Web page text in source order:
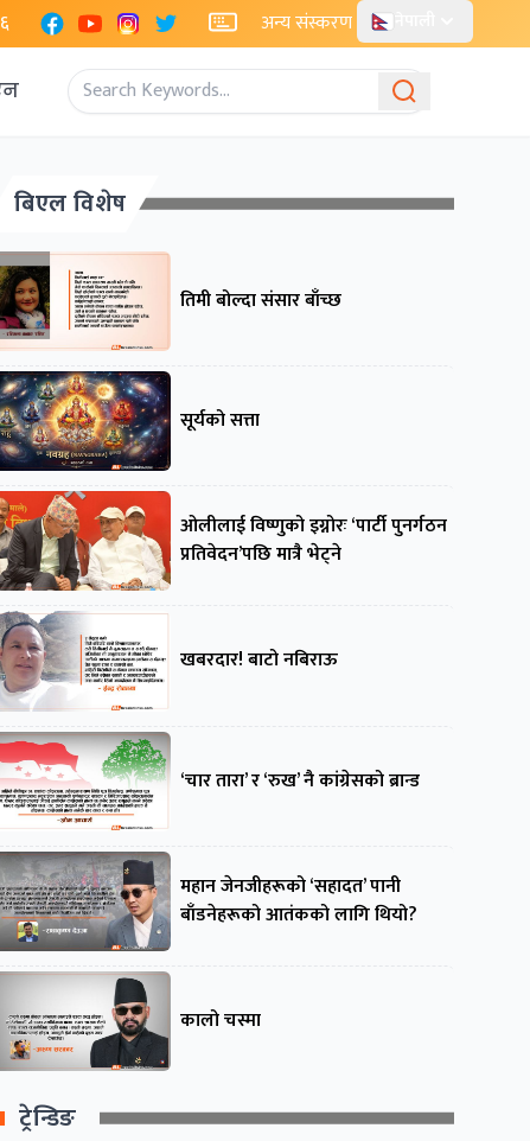
FacebookYouTubeInstagram
X अन्य संस्करण
बिएल विशेष
तिमी बोल्दा संसार बाँच्छ
सूर्यको सत्ता
ओलीलाई विष्णुको इग्नोरः ‘पार्टी पुनर्गठन
प्रतिवेदन’पछि मात्रै भेट्ने
खबरदार! बाटो नबिराऊ
‘चार तारा’ र ‘रुख’ नै कांग्रेसको ब्रान्ड
महान जेनजीहरूको ‘सहादत’ पानी
बाँडनेहरूको आतंकको लागि थियो?
कालो चस्मा
ट्रेन्डिङ